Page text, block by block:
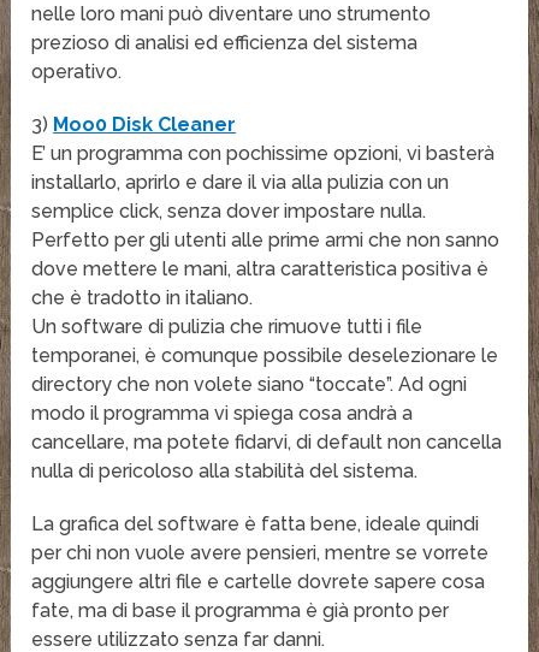
nelle loro mani può diventare uno strumento
prezioso di analisi ed efficienza del sistema
operativo.
3) Moo0 Disk Cleaner
E’ un programma con pochissime opzioni, vi basterà
installarlo, aprirlo e dare il via alla pulizia con un
semplice click, senza dover impostare nulla.
Perfetto per gli utenti alle prime armi che non sanno
dove mettere le mani, altra caratteristica positiva è
che è tradotto in italiano.
Un software di pulizia che rimuove tutti i file
temporanei, è comunque possibile deselezionare le
directory che non volete siano “toccate”. Ad ogni
modo il programma vi spiega cosa andrà a
cancellare, ma potete fidarvi, di default non cancella
nulla di pericoloso alla stabilità del sistema.
La grafica del software è fatta bene, ideale quindi
per chi non vuole avere pensieri, mentre se vorrete
aggiungere altri file e cartelle dovrete sapere cosa
fate, ma di base il programma è già pronto per
essere utilizzato senza far danni.